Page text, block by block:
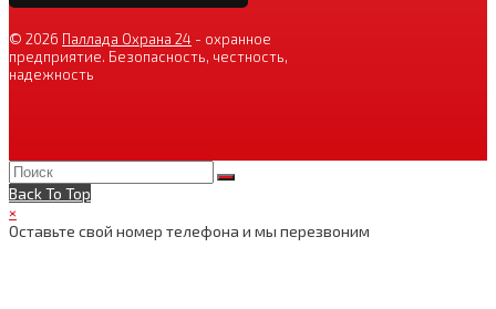
© 2026 Паллада Охрана 24 - охранное
предприятие. Безопасность, честность,
надежность
Back To Top
×
Оставьте свой номер телефона и мы перезвоним